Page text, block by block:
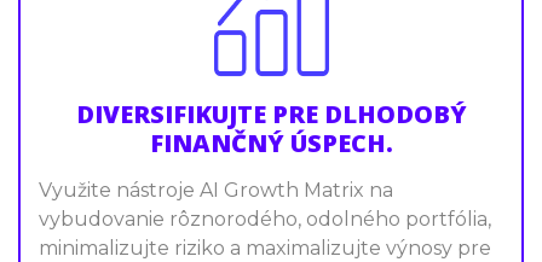
DIVERSIFIKUJTE PRE DLHODOBÝ
FINANČNÝ ÚSPECH.
Využite nástroje AI Growth Matrix na
vybudovanie rôznorodého, odolného portfólia,
minimalizujte riziko a maximalizujte výnosy pre